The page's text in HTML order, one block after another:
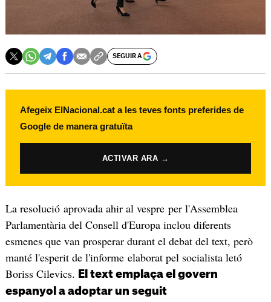
SEGUIR A
Afegeix ElNacional.cat a les teves fonts preferides de
Google de manera gratuïta
ACTIVAR ARA →
La resolució aprovada ahir al vespre per l'Assemblea
Parlamentària del Consell d'Europa inclou diferents
esmenes que van prosperar durant el debat del text, però
manté l'esperit de l'informe elaborat pel socialista letó
Boriss Cilevics.
El text emplaça el govern
espanyol a adoptar un seguit